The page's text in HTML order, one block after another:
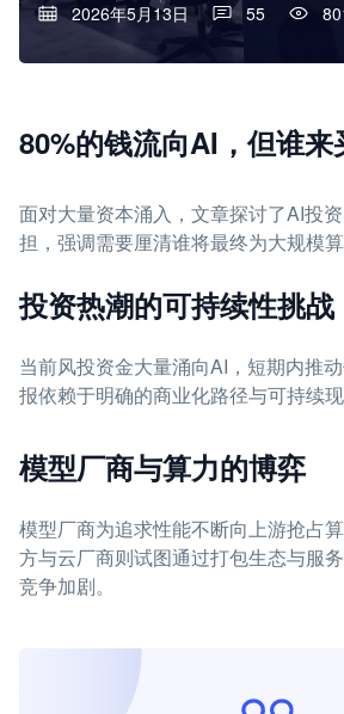
2026年5月13日 55
80%的钱流向AI，但谁来
面对大量资本涌入，文章探讨了AI投
担，强调需要厘清谁将最终为大规模算
投资热潮的可持续性挑战
当前风投资金大量涌向AI，短期内推
报依赖于明确的商业化路径与可持续现
模型厂商与算力的博弈
模型厂商为追求性能不断向上游抢占
方与云厂商则试图通过打包生态与服
竞争加剧。